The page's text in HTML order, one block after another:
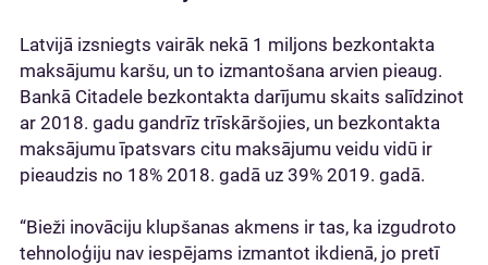
Latvijā izsniegts vairāk nekā 1 miljons bezkontakta
maksājumu karšu, un to izmantošana arvien pieaug.
Bankā Citadele bezkontakta darījumu skaits salīdzinot
ar 2018. gadu gandrīz trīskāršojies, un bezkontakta
maksājumu īpatsvars citu maksājumu veidu vidū ir
pieaudzis no 18% 2018. gadā uz 39% 2019. gadā.
“Bieži inovāciju klupšanas akmens ir tas, ka izgudroto
tehnoloģiju nav iespējams izmantot ikdienā, jo pretī